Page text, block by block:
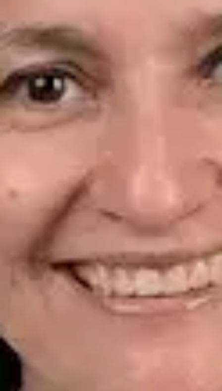
Dr. Leandro Wang — General Medicine Doctor, Global Health
Spain Dr. Leandro Wang — General Medicine Doctor at Global
Health Spain. Book an online video consultation.
ES
Consulta Diagnostico vascular, Consulta Online Flebologia y
Linfologia
Dr. Leandro Wang
CGCOM | 464628929
Reservar cita Ver perfil
Dr. Alfredo del Valle Moreno Montañez — Dermatologist,
Global Health Spain Dr. Alfredo del Valle Moreno Montañez —
Dermatologist at Global Health Spain. Book an online video
consultation.
ES